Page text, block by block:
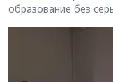
образование без